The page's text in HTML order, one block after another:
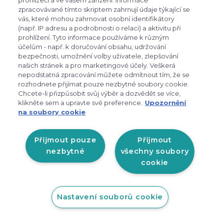
Zákaznické menuexpand_more
Praktické odkazyexpand_more
Liberci:
PO-PÁ: 9:00 - 17:00
Copyright © 2026 SLIM, s.r.o.
zpracovávané tímto skriptem zahrnují údaje týkající se
vás, které mohou zahrnovat osobní identifikátory
(např. IP adresu a podrobnosti o relaci) a aktivitu při
prohlížení. Tyto informace používáme k různým
účelům - např. k doručování obsahu, udržování
bezpečnosti, umožnění volby uživatele, zlepšování
našich stránek a pro marketingové účely. Veškerá
nepodstatná zpracování můžete odmítnout tím, že se
rozhodnete přijímat pouze nezbytné soubory cookie.
Chcete-li přizpůsobit svůj výběr a dozvědět se více,
klikněte sem a upravte své preference.
Upozornění
na soubory cookie
Přijmout
všechny soubory
cookie
Přijmout pouze
nezbytné
Nastavení souborů cookie